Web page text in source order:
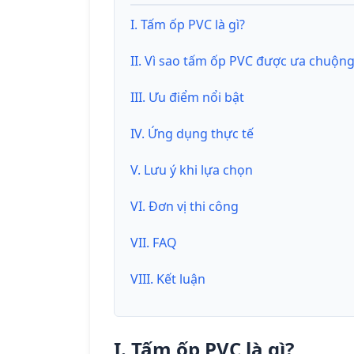
I. Tấm ốp PVC là gì?
II. Vì sao tấm ốp PVC được ưa
III. Ưu điểm nổi bật
IV. Ứng dụng thực tế
V. Lưu ý khi lựa chọn
VI. Đơn vị thi công
VII. FAQ
VIII. Kết luận